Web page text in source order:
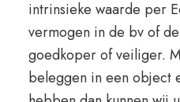
intrinsieke waarde per
vermogen in de bv of
goedkoper of veiliger.
beleggen in een object